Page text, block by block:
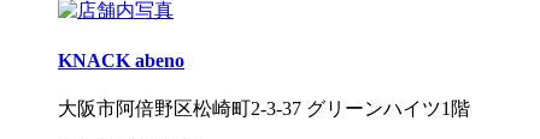
KNACK abeno
大阪市阿倍野区松崎町2-3-37 グリーンハイツ1階